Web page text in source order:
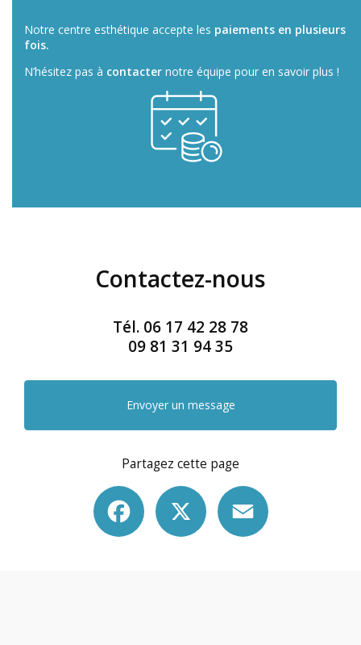
Notre centre esthétique accepte les paiements en plusieurs
fois.
N’hésitez pas à contacter notre équipe pour en savoir plus !
Contactez-nous
Tél. 06 17 42 28 78
09 81 31 94 35
Envoyer un message
Partagez cette page
Facebook